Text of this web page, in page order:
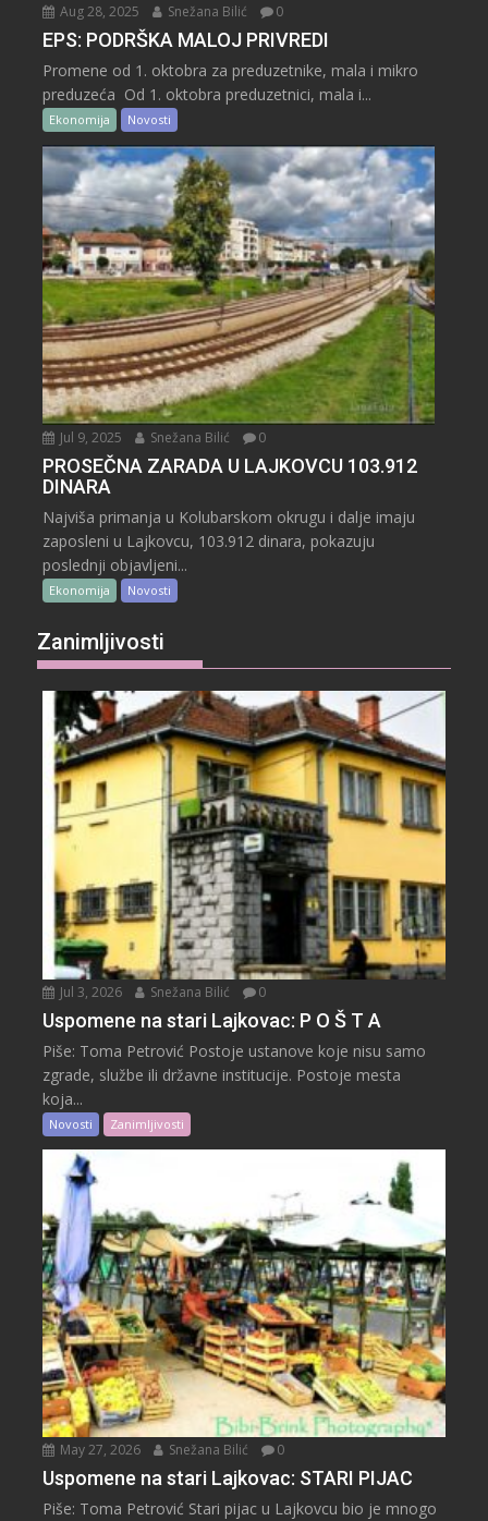
Aug 28, 2025 Snežana Bilić 0
EPS: PODRŠKA MALOJ PRIVREDI
Promene od 1. oktobra za preduzetnike, mala i mikro
preduzeća Od 1. oktobra preduzetnici, mala i...
Ekonomija Novosti
Jul 9, 2025 Snežana Bilić 0
PROSEČNA ZARADA U LAJKOVCU 103.912
DINARA
Najviša primanja u Kolubarskom okrugu i dalje imaju
zaposleni u Lajkovcu, 103.912 dinara, pokazuju
poslednji objavljeni...
Ekonomija Novosti
Zanimljivosti
Jul 3, 2026 Snežana Bilić 0
Uspomene na stari Lajkovac: P O Š T A
Piše: Toma Petrović Postoje ustanove koje nisu samo
zgrade, službe ili državne institucije. Postoje mesta
koja...
Novosti Zanimljivosti
May 27, 2026 Snežana Bilić 0
Uspomene na stari Lajkovac: STARI PIJAC
Piše: Toma Petrović Stari pijac u Lajkovcu bio je mnogo